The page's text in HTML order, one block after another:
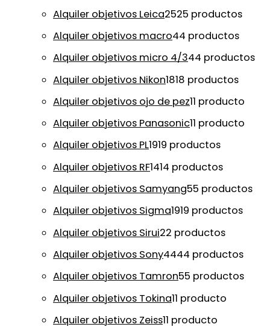
Alquiler objetivos Leica2525 productos
Alquiler objetivos macro44 productos
Alquiler objetivos micro 4/344 productos
Alquiler objetivos Nikon1818 productos
Alquiler objetivos ojo de pez11 producto
Alquiler objetivos Panasonic11 producto
Alquiler objetivos PL1919 productos
Alquiler objetivos RF1414 productos
Alquiler objetivos Samyang55 productos
Alquiler objetivos Sigma1919 productos
Alquiler objetivos Sirui22 productos
Alquiler objetivos Sony4444 productos
Alquiler objetivos Tamron55 productos
Alquiler objetivos Tokina11 producto
Alquiler objetivos Zeiss11 producto